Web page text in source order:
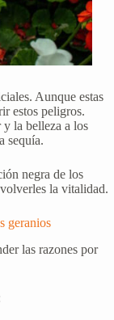
Aunque estas
estos peligros.
la belleza a los
sequía.
negra de los
la vitalidad.
geranios
las razones por